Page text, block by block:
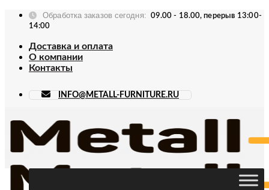
Skip
Обработка заказов сегодня:
09.00 - 18.00, перерыв 13:00-
14:00
Доставка и оплата
О компании
Контакты
INFO@METALL-FURNITURE.RU